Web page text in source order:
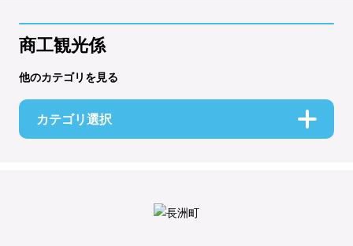
商工観光係
他のカテゴリを見る
カテゴリ選択